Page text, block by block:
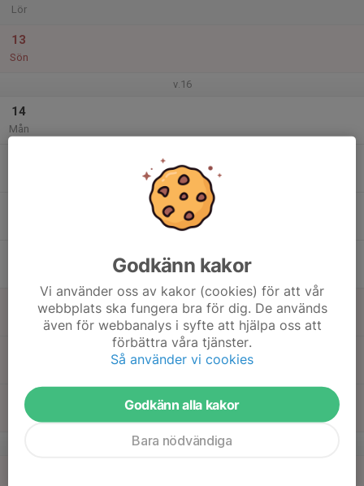
Lör
13
Sön
v.16
14
Mån
20
Sön
v.17
Godkänn kakor
Vi använder oss av kakor (cookies) för att vår
webbplats ska fungera bra för dig. De används
även för webbanalys i syfte att hjälpa oss att
förbättra våra tjänster.
Så använder vi cookies
Godkänn alla kakor
Bara nödvändiga